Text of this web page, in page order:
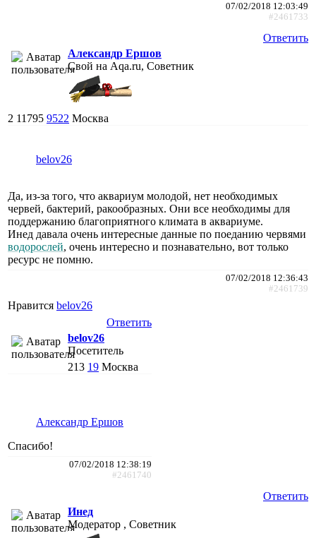
07/02/2018 12:03:49
#2461733
Ответить
Александр Ершов
Свой на Aqa.ru, Советник
2 11795 9522 Москва
belov26
Да, из-за того, что аквариум молодой, нет необходимых
червей, бактерий, ракообразных. Они все необходимы для
поддержанию благоприятного климата в аквариуме.
Инед давала очень интересные данные по поеданию червями
водорослей, очень интересно и познавательно, вот только
ресурс не помню.
07/02/2018 12:36:43
#2461739
Нравится belov26
Ответить
belov26
Посетитель
213 19 Москва
Александр Ершов
Спасибо!
07/02/2018 12:38:19
#2461740
Ответить
Инед
Модератор , Советник